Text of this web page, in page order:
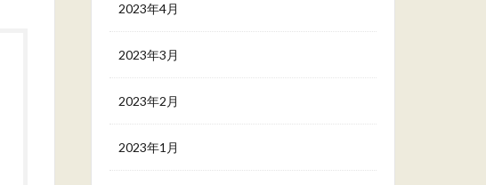
2023年4月
2023年3月
2023年2月
2023年1月